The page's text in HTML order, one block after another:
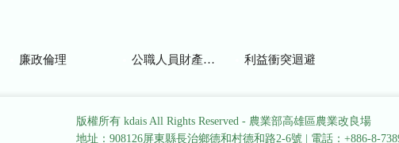
廉政倫理 公職人員財產申報 利益衝突迴避
版權所有 kdais All Rights Reserved - 農業部高雄區農業改良場
地址：908126屏東縣長治鄉德和村德和路2-6號
電話：+886-8-